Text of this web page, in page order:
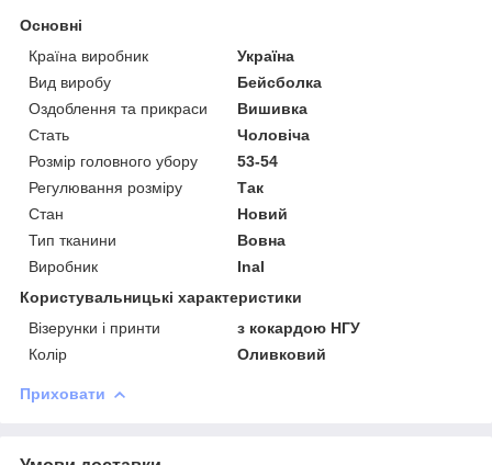
Основні
Країна виробник
Україна
Вид виробу
Бейсболка
Оздоблення та прикраси
Вишивка
Стать
Чоловіча
Розмір головного убору
53-54
Регулювання розміру
Так
Стан
Новий
Тип тканини
Вовна
Виробник
Inal
Користувальницькі характеристики
Візерунки і принти
з кокардою НГУ
Колір
Оливковий
Приховати